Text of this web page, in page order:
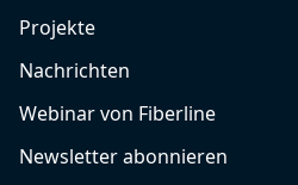
Projekte
Nachrichten
Webinar von Fiberline
Newsletter abonnieren